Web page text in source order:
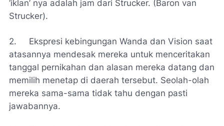
‘iklan’ nya adalah jam dari Strucker. (Baron van
Strucker).
2.
Ekspresi kebingungan Wanda dan Vision saat
atasannya mendesak mereka untuk menceritakan
tanggal pernikahan dan alasan mereka datang dan
memilih menetap di daerah tersebut. Seolah-olah
mereka sama-sama tidak tahu dengan pasti
jawabannya.